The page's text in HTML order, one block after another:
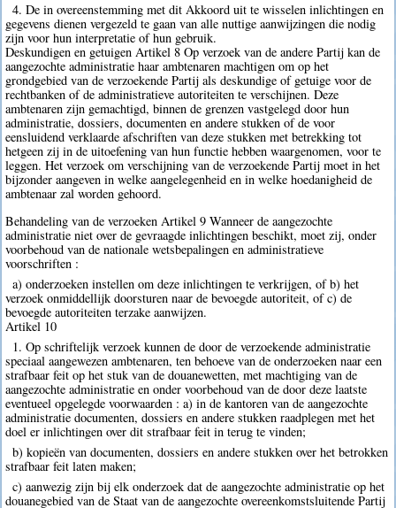
4. De in overeenstemming met dit Akkoord uit te wisselen inlichtingen en
gegevens dienen vergezeld te gaan van alle nuttige aanwijzingen die nodig
zijn voor hun interpretatie of hun gebruik.
Deskundigen en getuigen Artikel 8 Op verzoek van de andere Partij kan de
aangezochte administratie haar ambtenaren machtigen om op het
grondgebied van de verzoekende Partij als deskundige of getuige voor de
rechtbanken of de administratieve autoriteiten te verschijnen. Deze
ambtenaren zijn gemachtigd, binnen de grenzen vastgelegd door hun
administratie, dossiers, documenten en andere stukken of de voor
eensluidend verklaarde afschriften van deze stukken met betrekking tot
hetgeen zij in de uitoefening van hun functie hebben waargenomen, voor te
leggen. Het verzoek om verschijning van de verzoekende Partij moet in het
bijzonder aangeven in welke aangelegenheid en in welke hoedanigheid de
ambtenaar zal worden gehoord.
Behandeling van de verzoeken Artikel 9 Wanneer de aangezochte
administratie niet over de gevraagde inlichtingen beschikt, moet zij, onder
voorbehoud van de nationale wetsbepalingen en administratieve
voorschriften :
a) onderzoeken instellen om deze inlichtingen te verkrijgen, of b) het
verzoek onmiddellijk doorsturen naar de bevoegde autoriteit, of c) de
bevoegde autoriteiten terzake aanwijzen.
Artikel 10
1. Op schriftelijk verzoek kunnen de door de verzoekende administratie
speciaal aangewezen ambtenaren, ten behoeve van de onderzoeken naar een
strafbaar feit op het stuk van de douanewetten, met machtiging van de
aangezochte administratie en onder voorbehoud van de door deze laatste
eventueel opgelegde voorwaarden : a) in de kantoren van de aangezochte
administratie documenten, dossiers en andere stukken raadplegen met het
doel er inlichtingen over dit strafbaar feit in terug te vinden;
b) kopieën van documenten, dossiers en andere stukken over het betrokken
strafbaar feit laten maken;
c) aanwezig zijn bij elk onderzoek dat de aangezochte administratie op het
douanegebied van de Staat van de aangezochte overeenkomstsluitende Partij